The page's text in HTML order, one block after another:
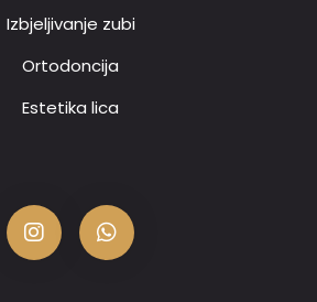
Izbjeljivanje zubi
Ortodoncija
Estetika lica